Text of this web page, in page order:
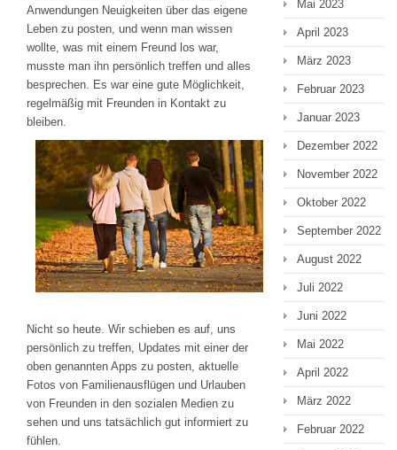
Anwendungen Neuigkeiten über das eigene
Leben zu posten, und wenn man wissen
wollte, was mit einem Freund los war,
musste man ihn persönlich treffen und alles
besprechen. Es war eine gute Möglichkeit,
regelmäßig mit Freunden in Kontakt zu
bleiben.
Nicht so heute. Wir schieben es auf, uns
persönlich zu treffen, Updates mit einer der
oben genannten Apps zu posten, aktuelle
Fotos von Familienausflügen und Urlauben
von Freunden in den sozialen Medien zu
sehen und uns tatsächlich gut informiert zu
fühlen.
Mai 2023
April 2023
März 2023
Februar 2023
Januar 2023
Dezember 2022
November 2022
Oktober 2022
September 2022
August 2022
Juli 2022
Juni 2022
Mai 2022
April 2022
März 2022
Februar 2022